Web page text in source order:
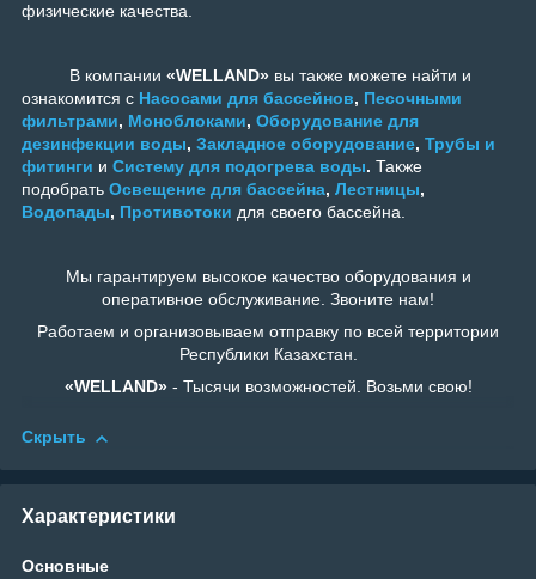
физические качества.
В компании «WELLAND» вы также можете найти и
ознакомится с Насосами для бассейнов, Песочными
фильтрами, Моноблоками, Оборудование для
дезинфекции воды, Закладное оборудование, Трубы и
фитинги и Систему для подогрева воды. Также
подобрать Освещение для бассейна, Лестницы,
Водопады, Противотоки для своего бассейна.
Мы гарантируем высокое качество оборудования и
оперативное обслуживание. Звоните нам!
Работаем и организовываем отправку по всей территории
Республики Казахстан.
«WELLAND»- Тысячи возможностей. Возьми свою!
Скрыть
Характеристики
Основные